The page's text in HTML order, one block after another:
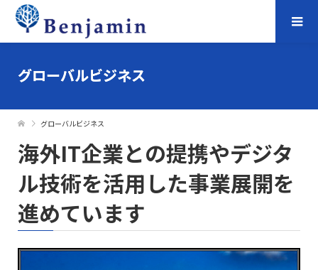
グローバルビジネス
グローバルビジネス
海外IT企業との提携やデジタ
ル技術を活用した事業展開を
進めています